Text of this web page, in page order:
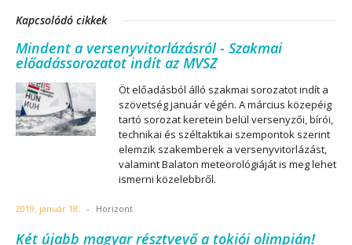
Kapcsolódó cikkek
Mindent a versenyvitorlázásról - Szakmai
előadássorozatot indít az MVSZ
Öt előadásból álló szakmai sorozatot indít a
szövetség január végén. A március közepéig
tartó sorozat keretein belül versenyzői, bírói,
technikai és széltaktikai szempontok szerint
elemzik szakemberek a versenyvitorlázást,
valamint Balaton meteorológiáját is meg lehet
ismerni közelebbről.
2019. január 18. - Horizont
Két újabb magyar résztvevő a tokiói olimpián!